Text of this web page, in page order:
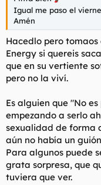
superado y extasiado.
recorremos el cuerpo
sexo, mi cabeza entre
espasmódicamente
Luego baja por sí
acolchado y
pequeño yo. Más
diferencia entre
plenamente proactiva,
Wagner por la fuerza
Ya después me
en Valencia por
dependerá de su
disfruta con actitudes
(metafóricamente) a
Igual me paso el
Amén
Hacedlo pero tomaos
Energy si quereis
que en su vertiente
pero no la viví.
Es alguien que "No
empezando a serlo
sexualidad de forma
aún no había un
Para algunos puede
grata sorpresa, que
tuviera que ver.